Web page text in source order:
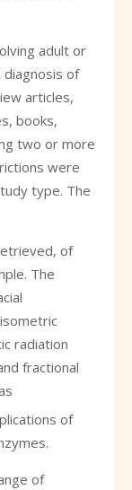
adult or
of
articles,
books,
two or more
were
type. The
of
The
radiation
fractional
of
of